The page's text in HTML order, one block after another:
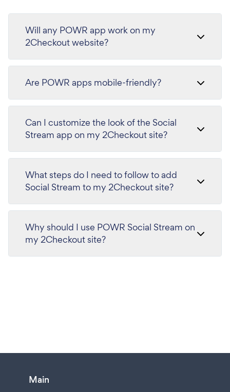
Will any POWR app work on my
2Checkout website?
Are POWR apps mobile-friendly?
Can I customize the look of the Social
Stream app on my 2Checkout site?
What steps do I need to follow to add
Social Stream to my 2Checkout site?
Why should I use POWR Social Stream on
my 2Checkout site?
Main